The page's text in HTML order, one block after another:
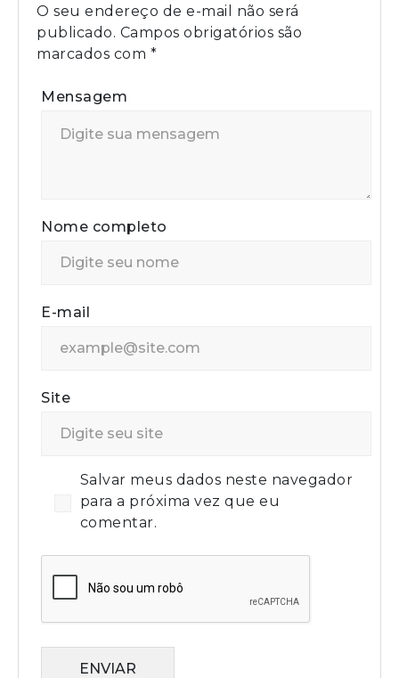
O seu endereço de e-mail não será
publicado. Campos obrigatórios são
marcados com *
Mensagem
Nome completo
E-mail
Site
Salvar meus dados neste navegador
para a próxima vez que eu
comentar.
ENVIAR